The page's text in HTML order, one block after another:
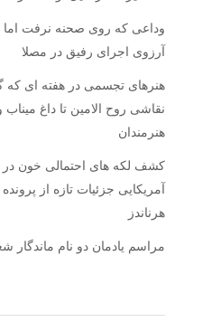
وداعی که روی صحنه نرفت اما
آرزوی اجرای رفیق در مصلا
هنرهای تجسمی در هفته ای
نقاشی روح الامین تا داغ میناب
هنرمندان
کشف لکه های احتمالی خون در
آمریکایی جزئیات تازه از
هرناندز
مراسم یادمان دو نام ماندگار